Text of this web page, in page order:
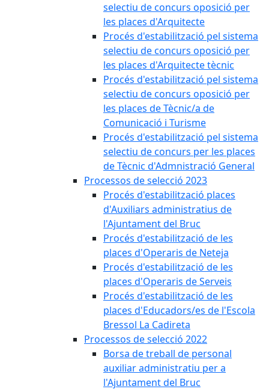
selectiu de concurs oposició per
les places d'Arquitecte
Procés d'estabilització pel sistema
selectiu de concurs oposició per
les places d'Arquitecte tècnic
Procés d'estabilització pel sistema
selectiu de concurs oposició per
les places de Tècnic/a de
Comunicació i Turisme
Procés d'estabilització pel sistema
selectiu de concurs per les places
de Tècnic d'Admnistració General
Processos de selecció 2023
Procés d'estabilització places
d'Auxiliars administratius de
l'Ajuntament del Bruc
Procés d'estabilització de les
places d'Operaris de Neteja
Procés d'estabilització de les
places d'Operaris de Serveis
Procés d'estabilització de les
places d'Educadors/es de l'Escola
Bressol La Cadireta
Processos de selecció 2022
Borsa de treball de personal
auxiliar administratiu per a
l'Ajuntament del Bruc